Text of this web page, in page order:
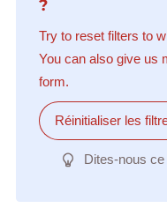
?
Try to reset filters to
You can also give us
form.
Réinitialiser les
Dites-nous